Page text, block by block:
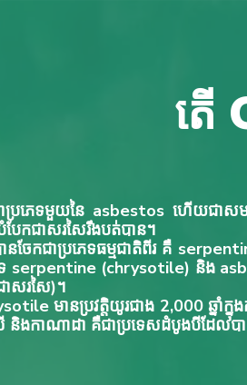
តើ
រភេទមួយនៃ asbestos ហើយជាស
បែកជាសរសៃរឹងបត់បាន។
ចែកជាប្រភេទធម្មជាតិពីរ គឺ
ទ serpentine (chrysotile) និង
សរសៃ)។
មានប្រវត្តិយូរជាង 2,000 ឆ្នាំក្
និងកាណាដា គឺជាប្រទេសដំបូងបីដែលប